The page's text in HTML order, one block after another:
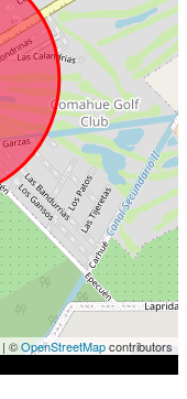
| ©OpenStreetMapcontributors